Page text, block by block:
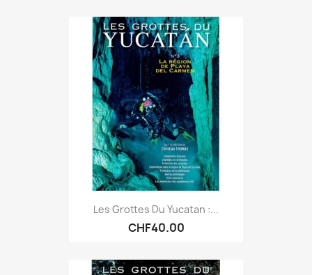
Les Grottes Du Yucatan :...
CHF40.00